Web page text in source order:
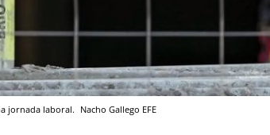
jornada laboral. Nacho Gallego EFE